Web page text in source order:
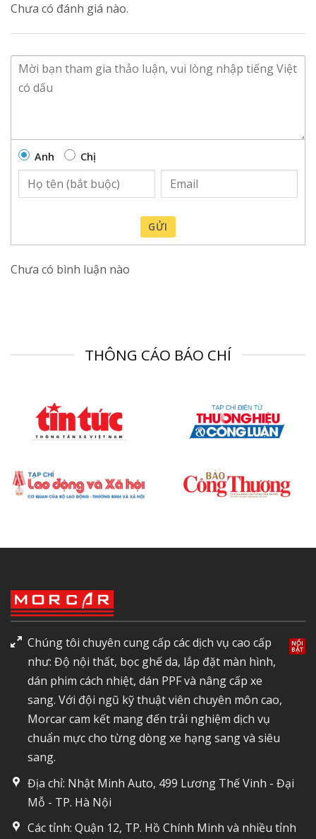
Chưa có đánh giá nào.
Anh Chị
GỬI
Chưa có bình luận nào
THÔNG CÁO BÁO CHÍ
Chúng tôi chuyên cung cấp các dịch vụ cao cấp
như: Độ nội thất, bọc ghế da, lắp đặt màn hình,
dán phim cách nhiệt, dán PPF và nâng cấp xe
sang. Với đội ngũ kỹ thuật viên chuyên môn cao,
Morcar cam kết mang đến trải nghiệm dịch vụ
chuẩn mực cho từng dòng xe hạng sang và siêu
sang.
Địa chỉ: Nhật Minh Auto, 499 Lương Thế Vinh - Đại
Mỗ - TP. Hà Nội
Các tỉnh: Quận 12, TP. Hồ Chính Minh và nhiều tỉnh